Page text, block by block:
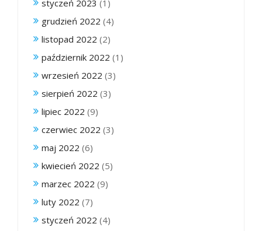
styczeń 2023 (1)
grudzień 2022 (4)
listopad 2022 (2)
październik 2022 (1)
wrzesień 2022 (3)
sierpień 2022 (3)
lipiec 2022 (9)
czerwiec 2022 (3)
maj 2022 (6)
kwiecień 2022 (5)
marzec 2022 (9)
luty 2022 (7)
styczeń 2022 (4)